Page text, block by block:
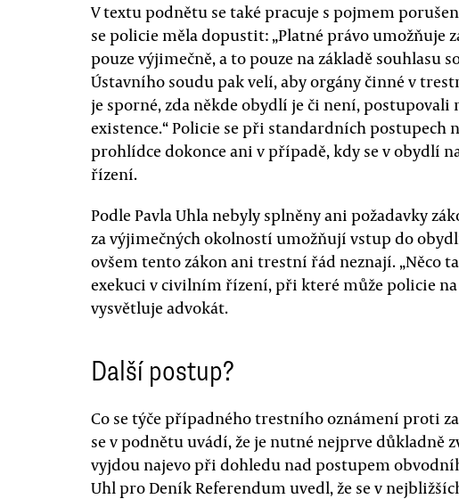
V textu podnětu se také pracuje s pojmem
se policie měla dopustit: „Platné právo umožňuje
pouze výjimečně, a to pouze na základě souhlasu
Ústavního soudu pak velí, aby orgány činné v
je sporné, zda někde obydlí je či není, postupovali
existence.“ Policie se při standardních postupech
prohlídce dokonce ani v případě, kdy se v obydlí
řízení.
Podle Pavla Uhla nebyly splněny ani požadavky
za výjimečných okolností umožňují vstup do
ovšem tento zákon ani trestní řád neznají. „Něco
exekuci v civilním řízení, při které může policie na
vysvětluje advokát.
Další postup?
Co se týče případného trestního oznámení proti
se v podnětu uvádí, že je nutné nejprve důkladně
vyjdou najevo při dohledu nad postupem
Uhl pro Deník Referendum uvedl, že se v